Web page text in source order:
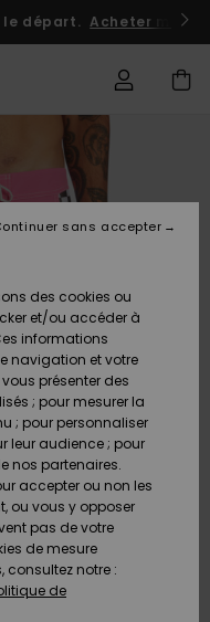
le départ. Acheter
des cookies ou
et/ou accéder à
informations
navigation et votre
présenter des
; pour mesurer la
; pour personnaliser
leur audience ; pour
nos partenaires.
accepter ou non les
ou vous y opposer
pas de votre
de mesure
consultez notre :
de
sans accepter